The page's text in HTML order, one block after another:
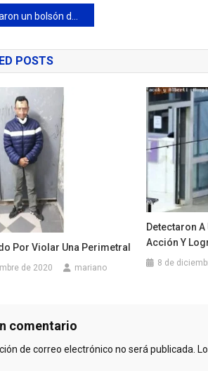
de Plaza España y piden a los vecinos mayor compromiso social
POSTS
Por Violar Una Perimetral
de 2020 mariano
Detectaron A
Acción Y
8 de
comentario
de correo electrónico no será publicada.